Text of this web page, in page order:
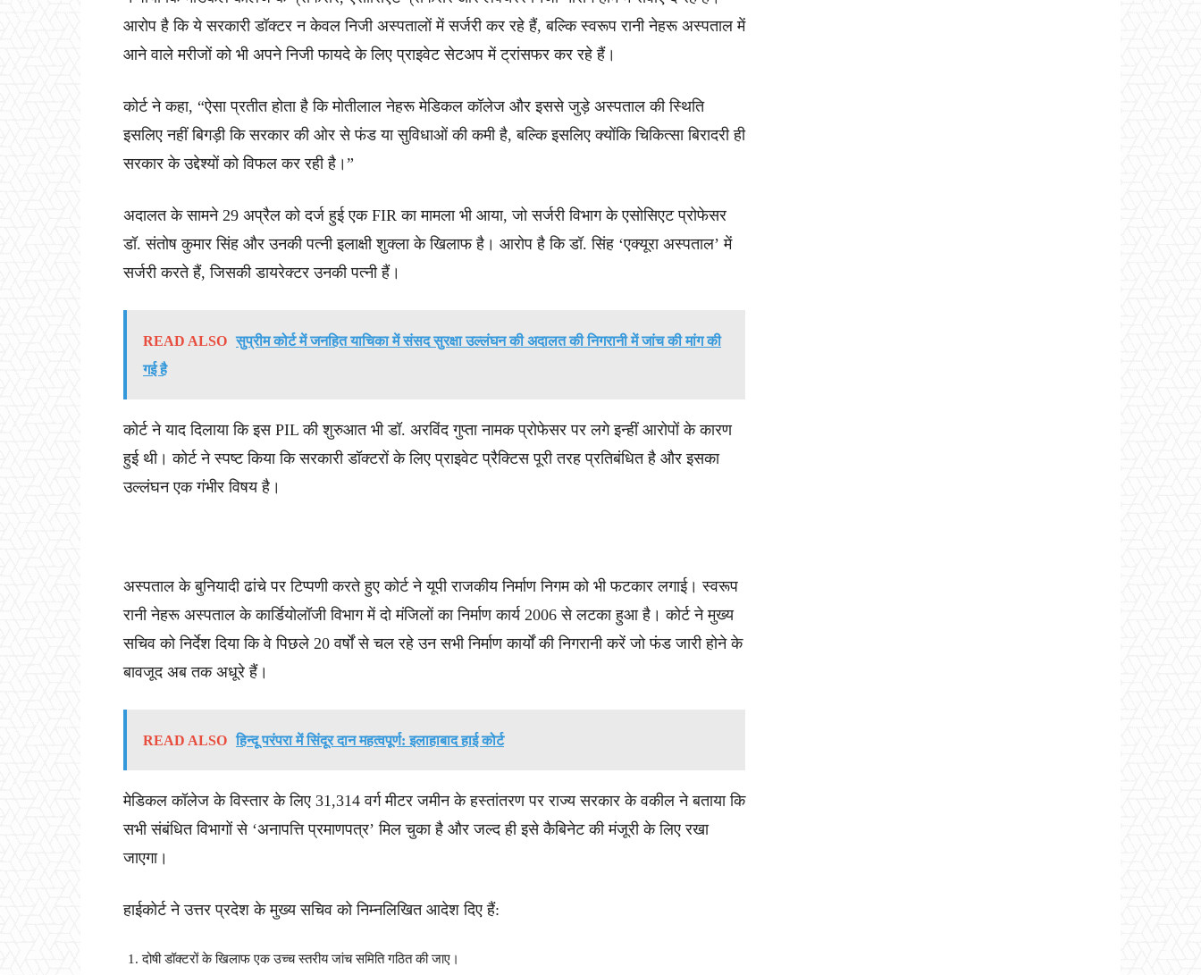
आरोप है कि ये सरकारी डॉक्टर न केवल निजी अस्पतालों में सर्जरी कर रहे हैं, बल्कि स्वरूप रानी नेहरू अस्पताल में
आने वाले मरीजों को भी अपने निजी फायदे के लिए प्राइवेट सेटअप में ट्रांसफर कर रहे हैं।
कोर्ट ने कहा, “ऐसा प्रतीत होता है कि मोतीलाल नेहरू मेडिकल कॉलेज और इससे जुड़े अस्पताल की स्थिति
इसलिए नहीं बिगड़ी कि सरकार की ओर से फंड या सुविधाओं की कमी है, बल्कि इसलिए क्योंकि चिकित्सा बिरादरी ही
सरकार के उद्देश्यों को विफल कर रही है।”
अदालत के सामने 29 अप्रैल को दर्ज हुई एक FIR का मामला भी आया, जो सर्जरी विभाग के एसोसिएट प्रोफेसर
डॉ. संतोष कुमार सिंह और उनकी पत्नी इलाक्षी शुक्ला के खिलाफ है। आरोप है कि डॉ. सिंह ‘एक्यूरा अस्पताल’ में
सर्जरी करते हैं, जिसकी डायरेक्टर उनकी पत्नी हैं।
READ ALSO सुप्रीम कोर्ट में जनहित याचिका में संसद सुरक्षा उल्लंघन की अदालत की निगरानी में जांच की मांग की
गई है
कोर्ट ने याद दिलाया कि इस PIL की शुरुआत भी डॉ. अरविंद गुप्ता नामक प्रोफेसर पर लगे इन्हीं आरोपों के कारण
हुई थी। कोर्ट ने स्पष्ट किया कि सरकारी डॉक्टरों के लिए प्राइवेट प्रैक्टिस पूरी तरह प्रतिबंधित है और इसका
उल्लंघन एक गंभीर विषय है।
अस्पताल के बुनियादी ढांचे पर टिप्पणी करते हुए कोर्ट ने यूपी राजकीय निर्माण निगम को भी फटकार लगाई। स्वरूप
रानी नेहरू अस्पताल के कार्डियोलॉजी विभाग में दो मंजिलों का निर्माण कार्य 2006 से लटका हुआ है। कोर्ट ने मुख्य
सचिव को निर्देश दिया कि वे पिछले 20 वर्षों से चल रहे उन सभी निर्माण कार्यों की निगरानी करें जो फंड जारी होने के
बावजूद अब तक अधूरे हैं।
READ ALSO हिन्दू परंपरा में सिंदूर दान महत्वपूर्ण: इलाहाबाद हाई कोर्ट
मेडिकल कॉलेज के विस्तार के लिए 31,314 वर्ग मीटर जमीन के हस्तांतरण पर राज्य सरकार के वकील ने बताया कि
सभी संबंधित विभागों से ‘अनापत्ति प्रमाणपत्र’ मिल चुका है और जल्द ही इसे कैबिनेट की मंजूरी के लिए रखा
जाएगा।
हाईकोर्ट ने उत्तर प्रदेश के मुख्य सचिव को निम्नलिखित आदेश दिए हैं:
दोषी डॉक्टरों के खिलाफ एक उच्च स्तरीय जांच समिति गठित की जाए।